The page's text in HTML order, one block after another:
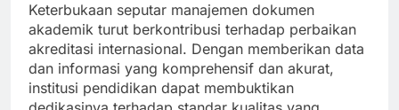
Keterbukaan seputar manajemen dokumen
akademik turut berkontribusi terhadap perbaikan
akreditasi internasional. Dengan memberikan data
dan informasi yang komprehensif dan akurat,
institusi pendidikan dapat membuktikan